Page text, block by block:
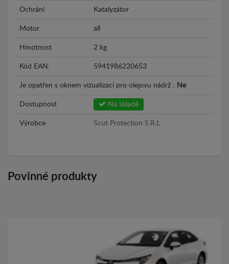
Ochrání Katalyzátor
Motor all
Hmotnost 2 kg
Kód EAN: 5941986220653
Je opatřen s oknem vizualizací pro olejovu nádrž : Ne
Dostupnost Na skladě
Výrobce Scut Protection S.R.L
Povinné produkty